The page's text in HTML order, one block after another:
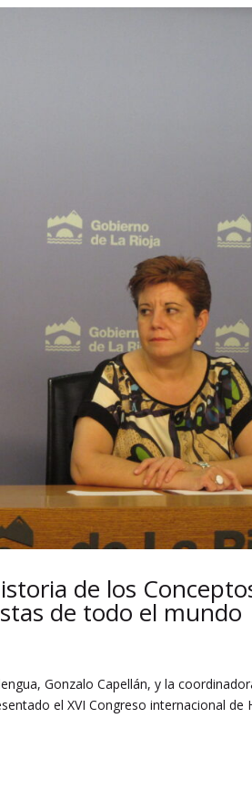
de los
de todo el mundo
Gonzalo Capellán, y la
el XVI Congreso internacional de